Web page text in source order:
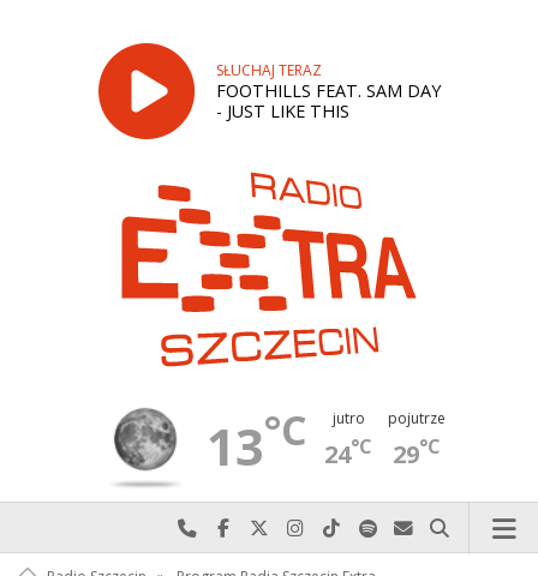
SŁUCHAJ TERAZ
FOOTHILLS FEAT. SAM DAY
- JUST LIKE THIS
13°C jutro
24°C
pojutrze
29°C
Najlepiej po prostu do nas zadzwoń
Odwiedź nas na Facebook-u
Odwiedź nas na X
Odwiedź nas na Instagram-ie
Odwiedź nas na TikTok-u
Szukaj nas na Spotify
Wyślij do nas
Szukaj